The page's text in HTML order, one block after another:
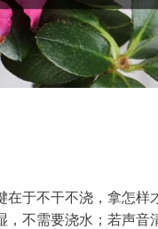
于不干不浇，拿怎样
不需要浇水；若声音